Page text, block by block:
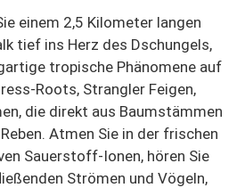
einem 2,5 Kilometer langen
tief ins Herz des Dschungels,
tropische Phänomene auf
Roots, Strangler Feigen,
die direkt aus Baumstämmen
Atmen Sie in der frischen
Sauerstoff-Ionen, hören Sie
Strömen und Vögeln,